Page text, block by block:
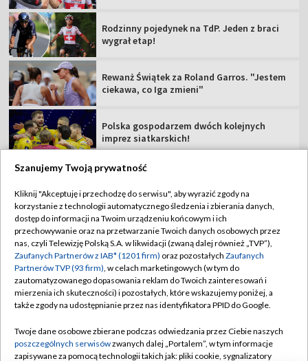
Rodzinny pojedynek na TdP. Jeden z braci
wygrał etap!
Rewanż Świątek za Roland Garros. "Jestem
ciekawa, co Iga zmieni"
Polska gospodarzem dwóch kolejnych
imprez siatkarskich!
TVP
Abonament TVP
Sklep TVP
Biuro Reklamy
Oferta Handlowa
Emisja w TVP
Regulamin TVP
Polityka prywatności
Moje zgody
Biuro reklamy
Szanujemy Twoją prywatność
Kliknij "Akceptuję i przechodzę do serwisu", aby wyrazić zgody na
korzystanie z technologii automatycznego śledzenia i zbierania danych,
dostęp do informacji na Twoim urządzeniu końcowym i ich
przechowywanie oraz na przetwarzanie Twoich danych osobowych przez
nas, czyli Telewizję Polską S.A. w likwidacji (zwaną dalej również „TVP”),
Zaufanych Partnerów z IAB* (1201 firm) oraz pozostałych Zaufanych
Partnerów TVP (93 firm), w celach marketingowych (w tym do
zautomatyzowanego dopasowania reklam do Twoich zainteresowań i
mierzenia ich skuteczności) i pozostałych, które wskazujemy poniżej, a
także zgody na udostępnianie przez nas identyfikatora PPID do Google.
Twoje dane osobowe zbierane podczas odwiedzania przez Ciebie naszych
poszczególnych serwisówzwanych dalej „Portalem”, w tym informacje
zapisywane za pomocą technologii takich jak: pliki cookie, sygnalizatory